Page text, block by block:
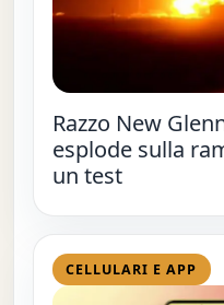
Razzo New
esplode sulla
un test
CELLULARI E APP